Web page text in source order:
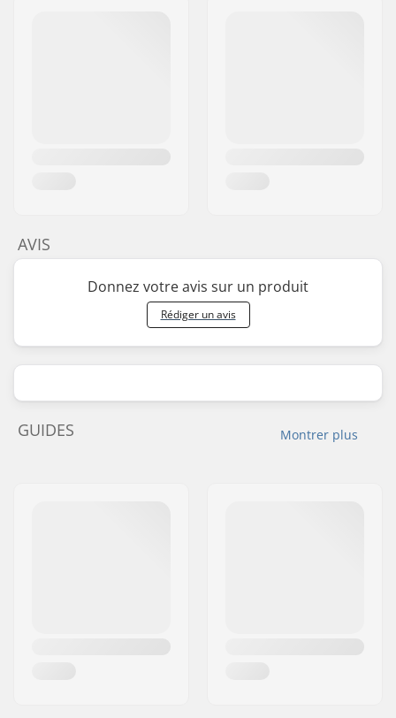
AVIS
Donnez votre avis sur un produit
Rédiger un avis
Montrer plus
GUIDES